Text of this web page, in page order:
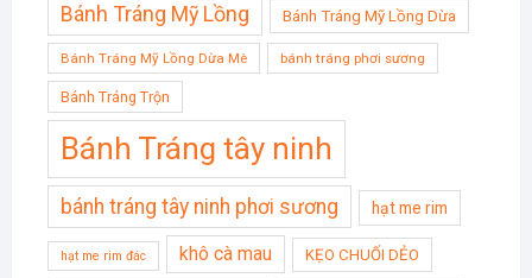
Bánh Tráng Mỹ Lồng Bánh Tráng Mỹ Lồng Dừa
Bánh Tráng Mỹ Lồng Dừa Mè bánh tráng phơi sương
Bánh Tráng Trộn
Bánh Tráng tây ninh
bánh tráng tây ninh phơi sương hạt me rim
hạt me rim đác khô cà mau KẸO CHUỐI DẺO